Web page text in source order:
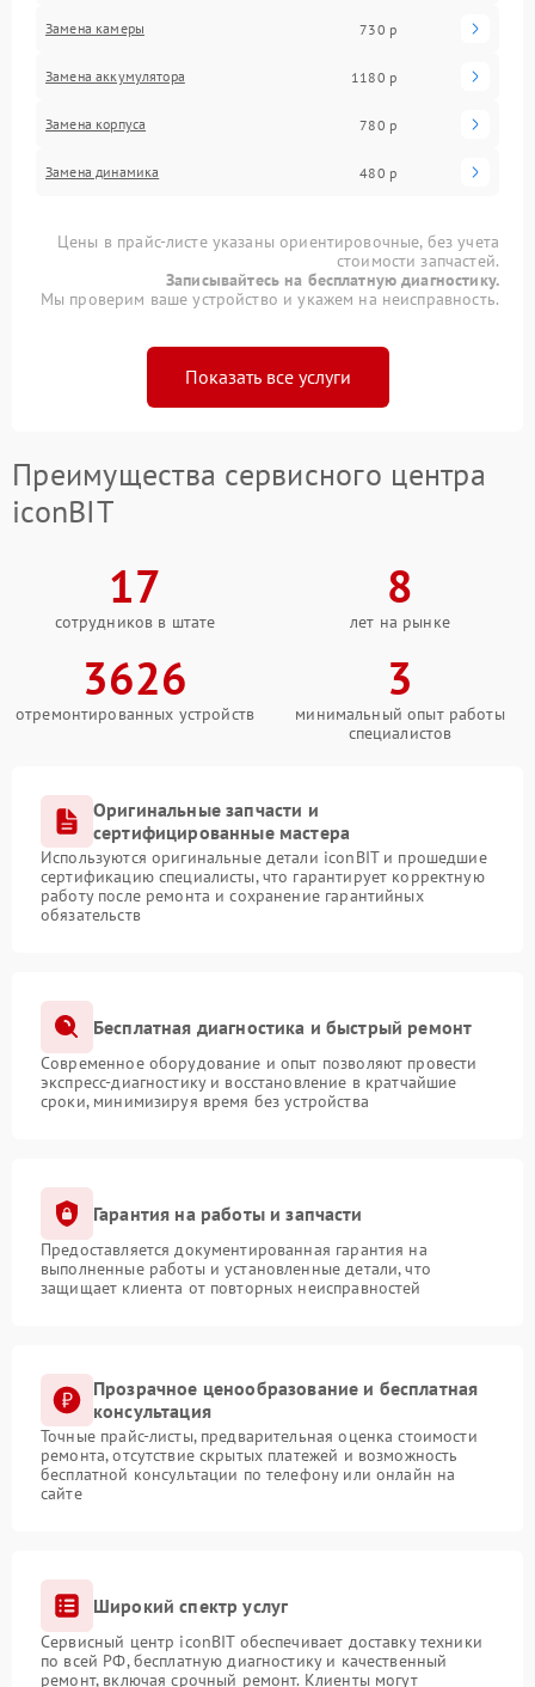
Замена камеры 730 р
Замена аккумулятора 1180 р
Замена корпуса 780 р
Замена динамика 480 р
Цены в прайс-листе указаны ориентировочные, без учета
стоимости запчастей.
Записывайтесь на бесплатную диагностику.
Мы проверим ваше устройство и укажем на неисправность.
Показать все услуги
Преимущества сервисного центра
iconBIT
17
сотрудников в штате
8
лет на рынке
3626
отремонтированных устройств
3
минимальный опыт работы
специалистов
Оригинальные запчасти и
сертифицированные мастера
Используются оригинальные детали iconBIT и прошедшие
сертификацию специалисты, что гарантирует корректную
работу после ремонта и сохранение гарантийных
обязательств
Бесплатная диагностика и быстрый ремонт
Современное оборудование и опыт позволяют провести
экспресс-диагностику и восстановление в кратчайшие
сроки, минимизируя время без устройства
Гарантия на работы и запчасти
Предоставляется документированная гарантия на
выполненные работы и установленные детали, что
защищает клиента от повторных неисправностей
Прозрачное ценообразование и бесплатная
консультация
Точные прайс-листы, предварительная оценка стоимости
ремонта, отсутствие скрытых платежей и возможность
бесплатной консультации по телефону или онлайн на
сайте
Широкий спектр услуг
Сервисный центр iconBIT обеспечивает доставку техники
по всей РФ, бесплатную диагностику и качественный
ремонт, включая срочный ремонт. Клиенты могут